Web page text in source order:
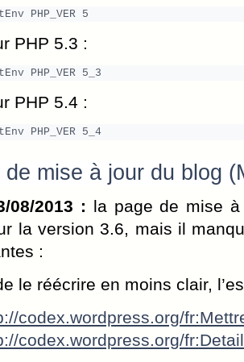
PHP_VER 5
PHP 5.3 :
PHP_VER 5_3
PHP 5.4 :
PHP_VER 5_4
de mise à jour du blog
08/2013 : la page de mise
la version 3.6, mais il
:
le réécrire en moins clair,
codex.wordpress.org/
codex.wordpress.org/